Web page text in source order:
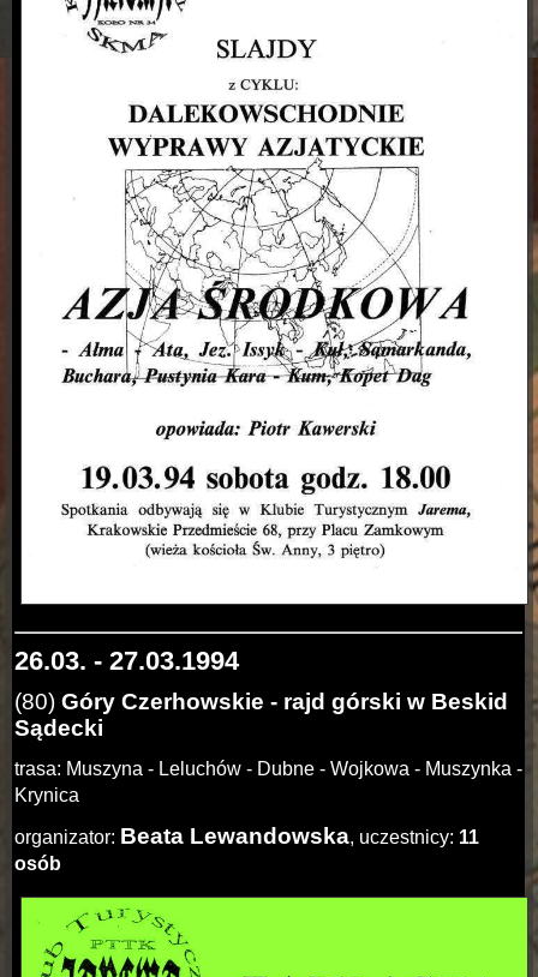
26.03. - 27.03.1994
(80)Góry Czerhowskie - rajd górski w Beskid
Sądecki
trasa: Muszyna - Leluchów - Dubne - Wojkowa - Muszynka -
Krynica
organizator: Beata Lewandowska, uczestnicy: 11
osób